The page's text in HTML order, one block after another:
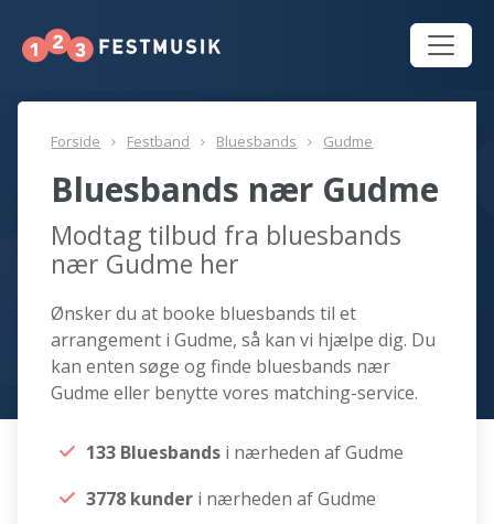
Forside Festband Bluesbands Gudme
Bluesbands nær Gudme
Modtag tilbud fra bluesbands
nær Gudme her
Ønsker du at booke bluesbands til et
arrangement i Gudme, så kan vi hjælpe dig. Du
kan enten søge og finde bluesbands nær
Gudme eller benytte vores matching-service.
133 Bluesbands i nærheden af Gudme
3778 kunder i nærheden af Gudme